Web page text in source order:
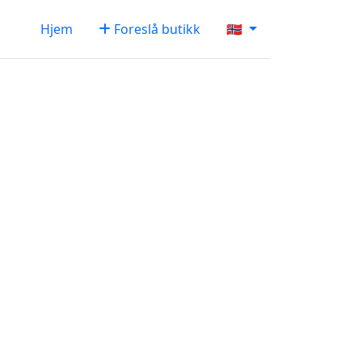
Hjem Foreslå butikk 🇳🇴